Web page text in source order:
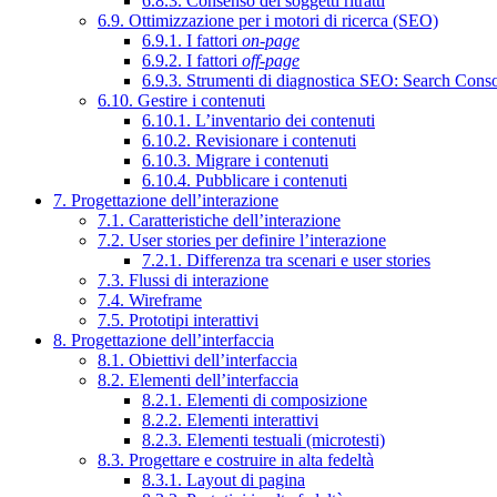
6.9. Ottimizzazione per i motori di ricerca (SEO)
6.9.1. I fattori on-page
6.9.2. I fattori off-page
6.9.3. Strumenti di diagnostica SEO: Search
6.10. Gestire i contenuti
6.10.1. L’inventario dei contenuti
6.10.2. Revisionare i contenuti
6.10.3. Migrare i contenuti
6.10.4. Pubblicare i contenuti
7. Progettazione dell’interazione
7.1. Caratteristiche dell’interazione
7.2. User stories per definire l’interazione
7.2.1. Differenza tra scenari e user stories
7.3. Flussi di interazione
7.4. Wireframe
7.5. Prototipi interattivi
8. Progettazione dell’interfaccia
8.1. Obiettivi dell’interfaccia
8.2. Elementi dell’interfaccia
8.2.1. Elementi di composizione
8.2.2. Elementi interattivi
8.2.3. Elementi testuali (microtesti)
8.3. Progettare e costruire in alta fedeltà
8.3.1. Layout di pagina